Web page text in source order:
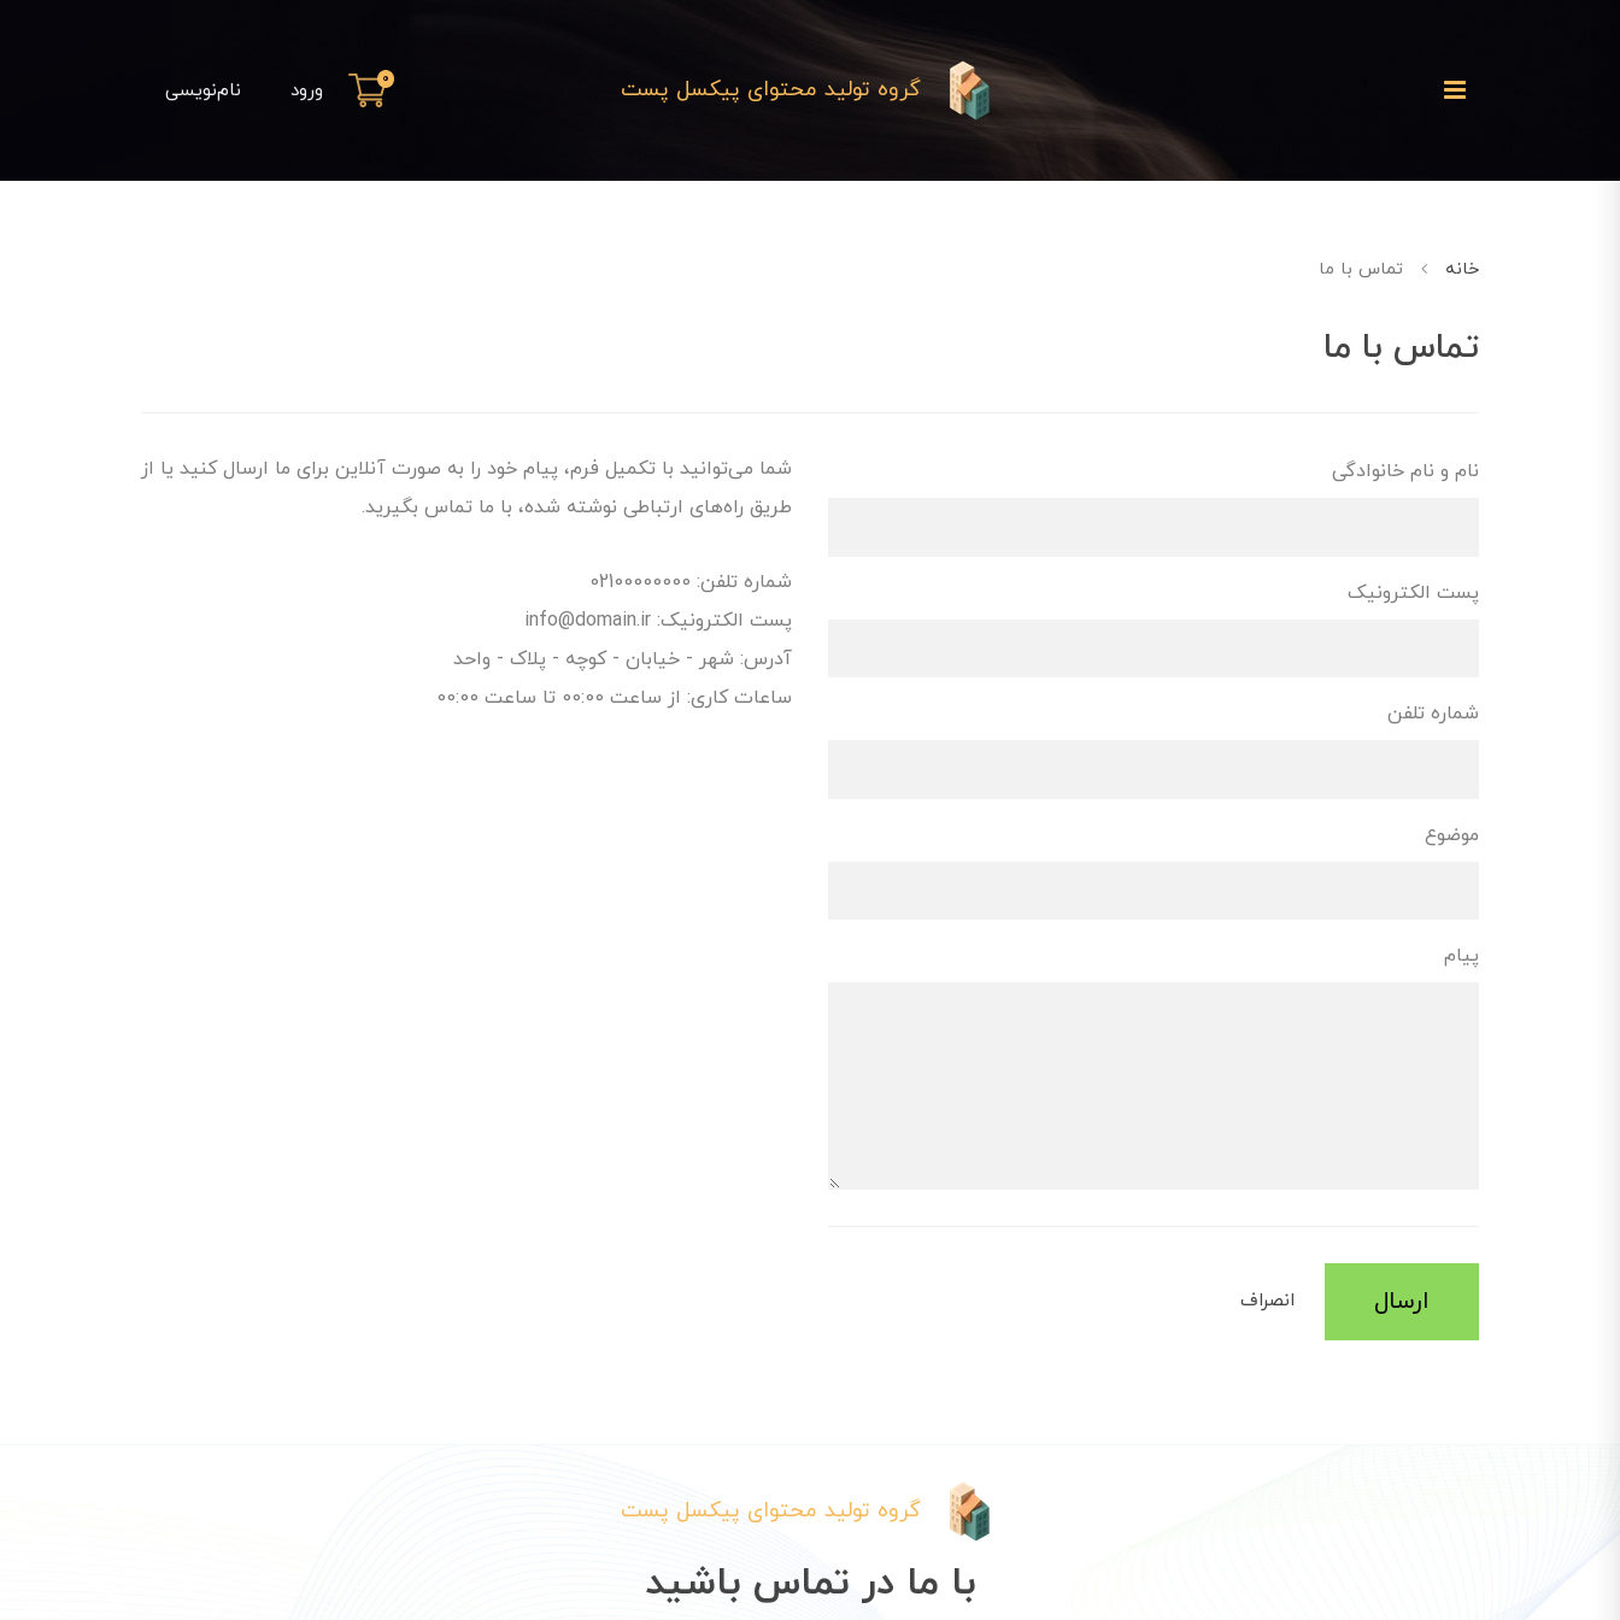
گروه تولید محتوای پیکسل پست 0 ورود نام‌نویسی
خانه تماس با ما
تماس با ما
نام و نام خانوادگی
پست الکترونیک
شماره تلفن
موضوع
پیام
ارسال انصراف
شما می‌توانید با تکمیل فرم، پیام خود را به صورت آنلاین برای ما ارسال کنید یا از
طریق راه‌های ارتباطی نوشته شده، با ما تماس بگیرید.
شماره تلفن: 02100000000
پست الکترونیک: info@domain.ir
آدرس: شهر - خیابان - کوچه - پلاک - واحد
ساعات کاری: از ساعت 00:00 تا ساعت 00:00
گروه تولید محتوای پیکسل پست
با ما در تماس باشید